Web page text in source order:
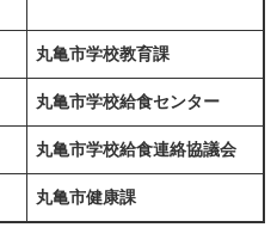
丸亀市学校教育課
丸亀市学校給食センター
丸亀市学校給食連絡協議会
丸亀市健康課